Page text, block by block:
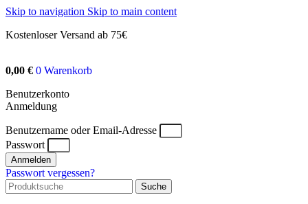
Skip to navigation Skip to main content
Kostenloser Versand ab 75€
0,00 € 0 Warenkorb
Benutzerkonto
Anmeldung
Benutzername oder Email-Adresse
Passwort
Anmelden
Passwort vergessen?
Suche